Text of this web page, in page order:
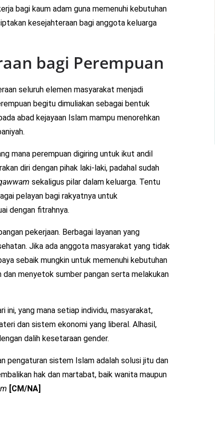
bagi kaum adam guna memenuhi kebutuhan
kesejahteraan bagi anggota keluarga
bagi Perempuan
seluruh elemen masyarakat menjadi
begitu dimuliakan sebagai bentuk
abad kejayaan Islam mampu menorehkan
mana perempuan digiring untuk ikut andil
diri dengan pihak laki-laki, padahal sudah
sekaligus pilar dalam keluarga. Tentu
pelayan bagi rakyatnya untuk
dengan fitrahnya.
pekerjaan. Berbagai layanan yang
Jika ada anggota masyarakat yang tidak
sebaik mungkin untuk memenuhi kebutuhan
menyetok sumber pangan serta melakukan
yang mana setiap individu, masyarakat,
dan sistem ekonomi yang liberal. Alhasil,
dalih kesetaraan gender.
pengaturan sistem Islam adalah solusi jitu dan
hak dan martabat, baik wanita maupun
[CM/NA]